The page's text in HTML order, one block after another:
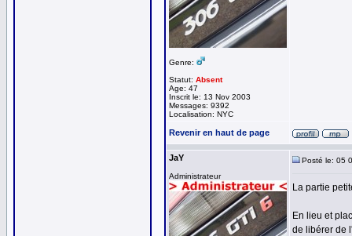
Genre:
Statut: Absent
Age: 47
Inscrit le: 13 Nov 2003
Messages: 9392
Localisation: NYC
Revenir en haut de page
JaY
Administrateur
Posté le: 05
La partie
En lieu et
de libérer de